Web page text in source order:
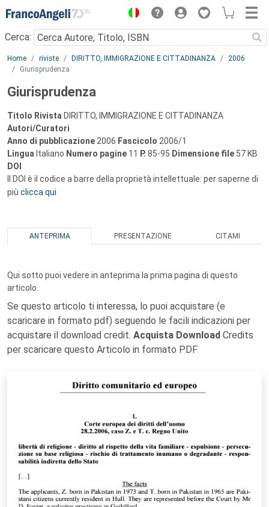
Menu
Cerca:
Main content
Home riviste DIRITTO, IMMIGRAZIONE E CITTADINANZA
2006
Giurisprudenza
Giurisprudenza
Titolo Rivista DIRITTO, IMMIGRAZIONE E CITTADINANZA
Autori/Curatori
Anno di pubblicazione 2006 Fascicolo 2006/1
Lingua Italiano Numero pagine 11 P. 85-95 Dimensione file 57 KB
DOI
Il DOI è il codice a barre della proprietà intellettuale: per saperne di
più clicca qui
ANTEPRIMA PRESENTAZIONE CITAMI
Qui sotto puoi vedere in anteprima la prima pagina di questo
articolo.
Se questo articolo ti interessa, lo puoi acquistare (e
scaricare in formato pdf) seguendo le facili indicazioni per
acquistare il download credit. Acquista Download Credits
per scaricare questo Articolo in formato PDF